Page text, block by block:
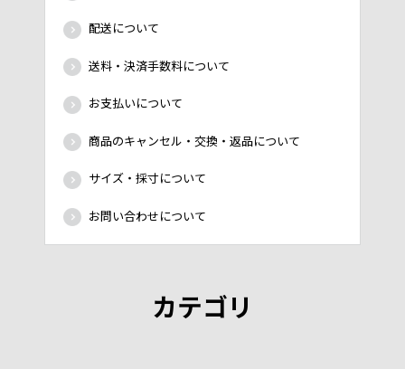
配送について
送料・決済手数料について
お支払いについて
商品のキャンセル・交換・返品について
サイズ・採寸について
お問い合わせについて
カテゴリ